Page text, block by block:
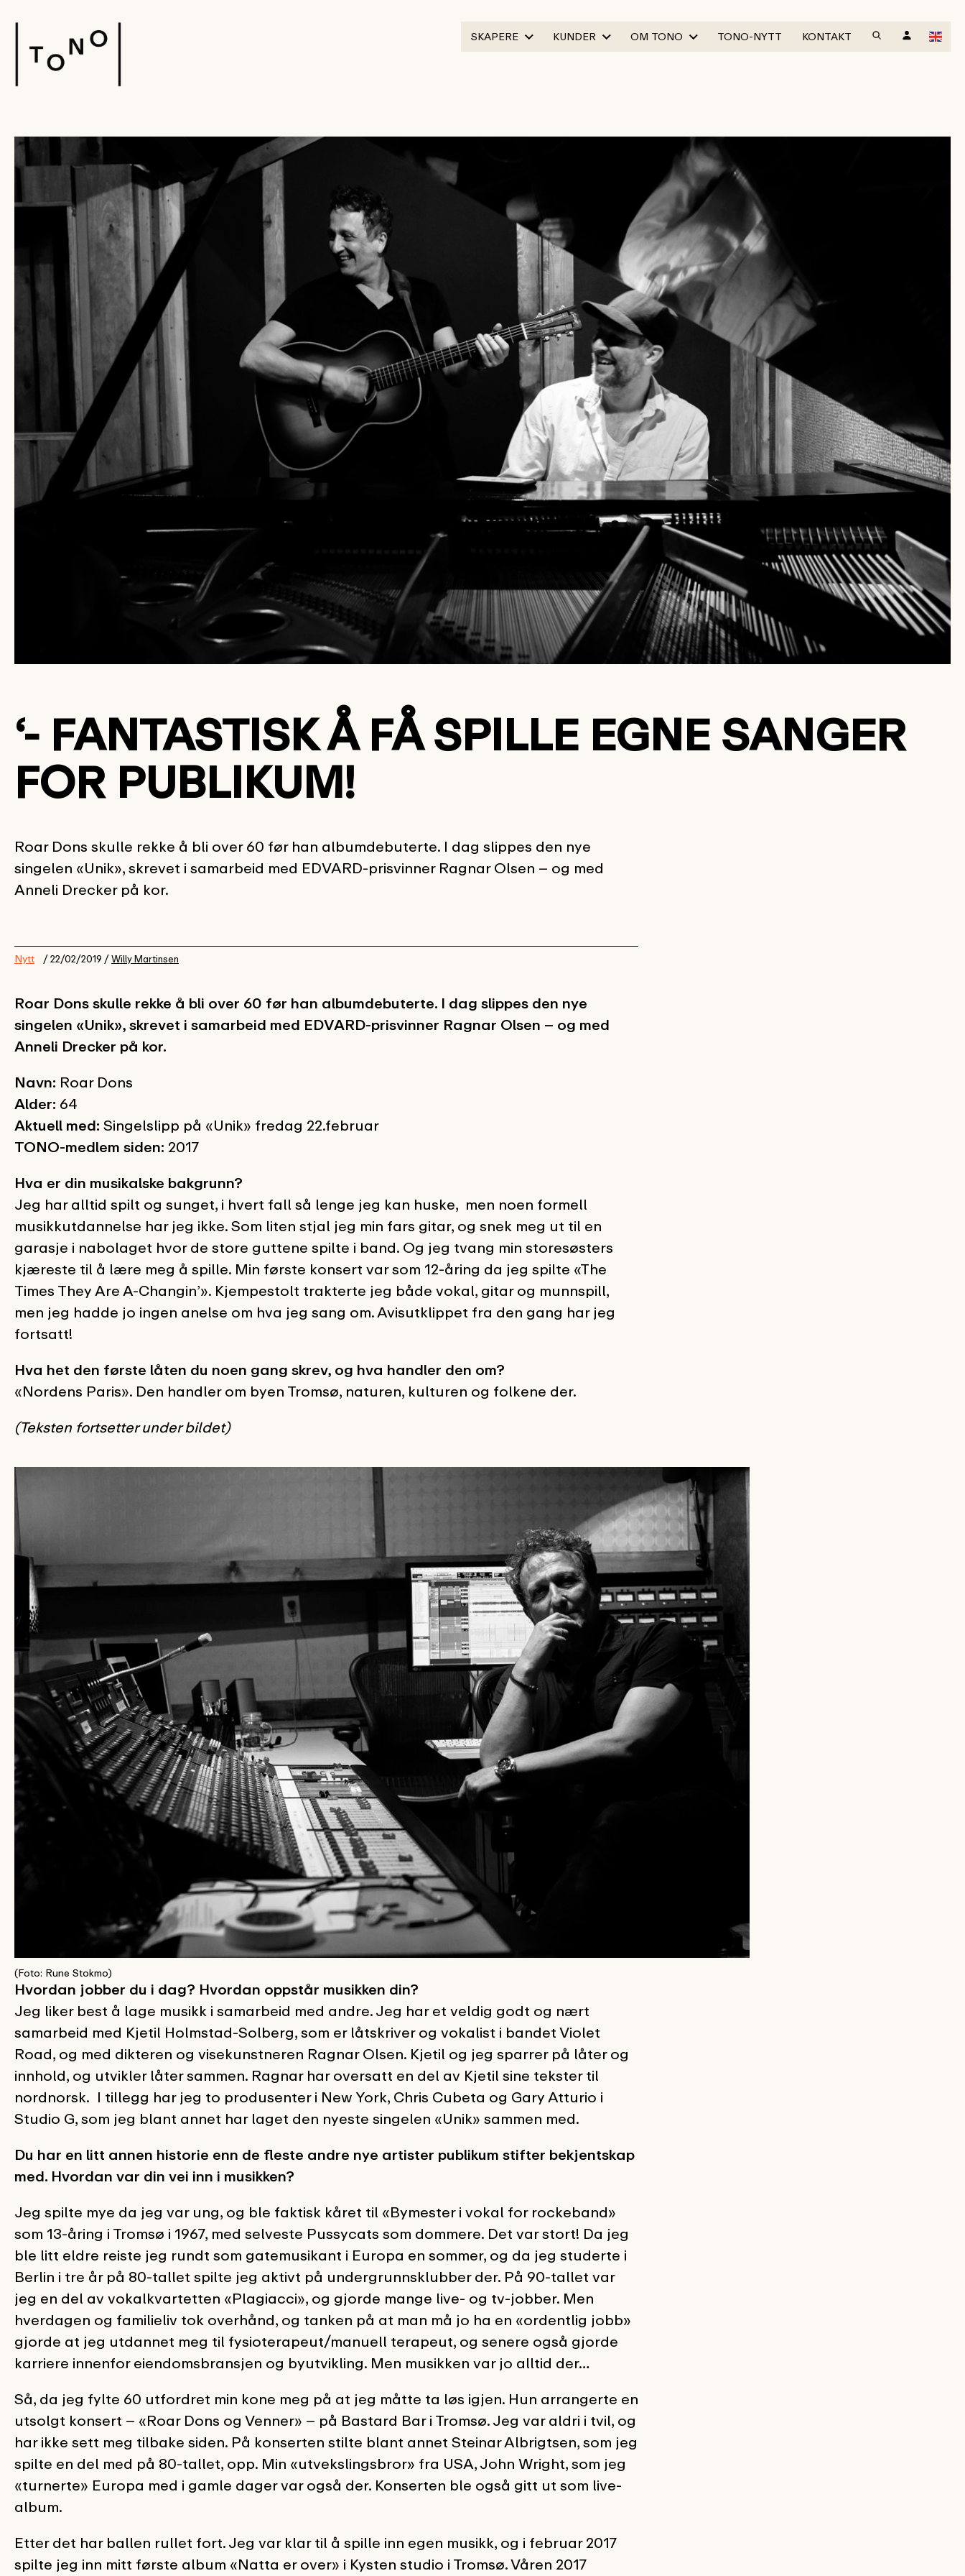
SKAPERE KUNDER OM TONO TONO-NYTT KONTAKT
‘- FANTASTISK Å FÅ SPILLE EGNE SANGER
FOR PUBLIKUM!
Roar Dons skulle rekke å bli over 60 før han albumdebuterte. I dag slippes den nye
singelen «Unik», skrevet i samarbeid med EDVARD-prisvinner Ragnar Olsen – og med
Anneli Drecker på kor.
Nytt / 22/02/2019 /Willy Martinsen
Roar Dons skulle rekke å bli over 60 før han albumdebuterte. I dag slippes den nye
singelen «Unik», skrevet i samarbeid med EDVARD-prisvinner Ragnar Olsen – og med
Anneli Drecker på kor.
Navn: Roar Dons
Alder: 64
Aktuell med: Singelslipp på «Unik» fredag 22.februar
TONO-medlem siden: 2017
Hva er din musikalske bakgrunn?
Jeg har alltid spilt og sunget, i hvert fall så lenge jeg kan huske, men noen formell
musikkutdannelse har jeg ikke. Som liten stjal jeg min fars gitar, og snek meg ut til en
garasje i nabolaget hvor de store guttene spilte i band. Og jeg tvang min storesøsters
kjæreste til å lære meg å spille. Min første konsert var som 12-åring da jeg spilte «The
Times They Are A-Changin’». Kjempestolt trakterte jeg både vokal, gitar og munnspill,
men jeg hadde jo ingen anelse om hva jeg sang om. Avisutklippet fra den gang har jeg
fortsatt!
Hva het den første låten du noen gang skrev, og hva handler den om?
«Nordens Paris». Den handler om byen Tromsø, naturen, kulturen og folkene der.
(Teksten fortsetter under bildet)
(Foto: Rune Stokmo)
Hvordan jobber du i dag? Hvordan oppstår musikken din?
Jeg liker best å lage musikk i samarbeid med andre. Jeg har et veldig godt og nært
samarbeid med Kjetil Holmstad-Solberg, som er låtskriver og vokalist i bandet Violet
Road, og med dikteren og visekunstneren Ragnar Olsen. Kjetil og jeg sparrer på låter og
innhold, og utvikler låter sammen. Ragnar har oversatt en del av Kjetil sine tekster til
nordnorsk. I tillegg har jeg to produsenter i New York, Chris Cubeta og Gary Atturio i
Studio G, som jeg blant annet har laget den nyeste singelen «Unik» sammen med.
Du har en litt annen historie enn de fleste andre nye artister publikum stifter bekjentskap
med. Hvordan var din vei inn i musikken?
Jeg spilte mye da jeg var ung, og ble faktisk kåret til «Bymester i vokal for rockeband»
som 13-åring i Tromsø i 1967, med selveste Pussycats som dommere. Det var stort! Da jeg
ble litt eldre reiste jeg rundt som gatemusikant i Europa en sommer, og da jeg studerte i
Berlin i tre år på 80-tallet spilte jeg aktivt på undergrunnsklubber der. På 90-tallet var
jeg en del av vokalkvartetten «Plagiacci», og gjorde mange live- og tv-jobber. Men
hverdagen og familieliv tok overhånd, og tanken på at man må jo ha en «ordentlig jobb»
gjorde at jeg utdannet meg til fysioterapeut/manuell terapeut, og senere også gjorde
karriere innenfor eiendomsbransjen og byutvikling. Men musikken var jo alltid der…
Så, da jeg fylte 60 utfordret min kone meg på at jeg måtte ta løs igjen. Hun arrangerte en
utsolgt konsert – «Roar Dons og Venner» – på Bastard Bar i Tromsø. Jeg var aldri i tvil, og
har ikke sett meg tilbake siden. På konserten stilte blant annet Steinar Albrigtsen, som jeg
spilte en del med på 80-tallet, opp. Min «utvekslingsbror» fra USA, John Wright, som jeg
«turnerte» Europa med i gamle dager var også der. Konserten ble også gitt ut som live-
album.
Etter det har ballen rullet fort. Jeg var klar til å spille inn egen musikk, og i februar 2017
spilte jeg inn mitt første album «Natta er over» i Kysten studio i Tromsø. Våren 2017